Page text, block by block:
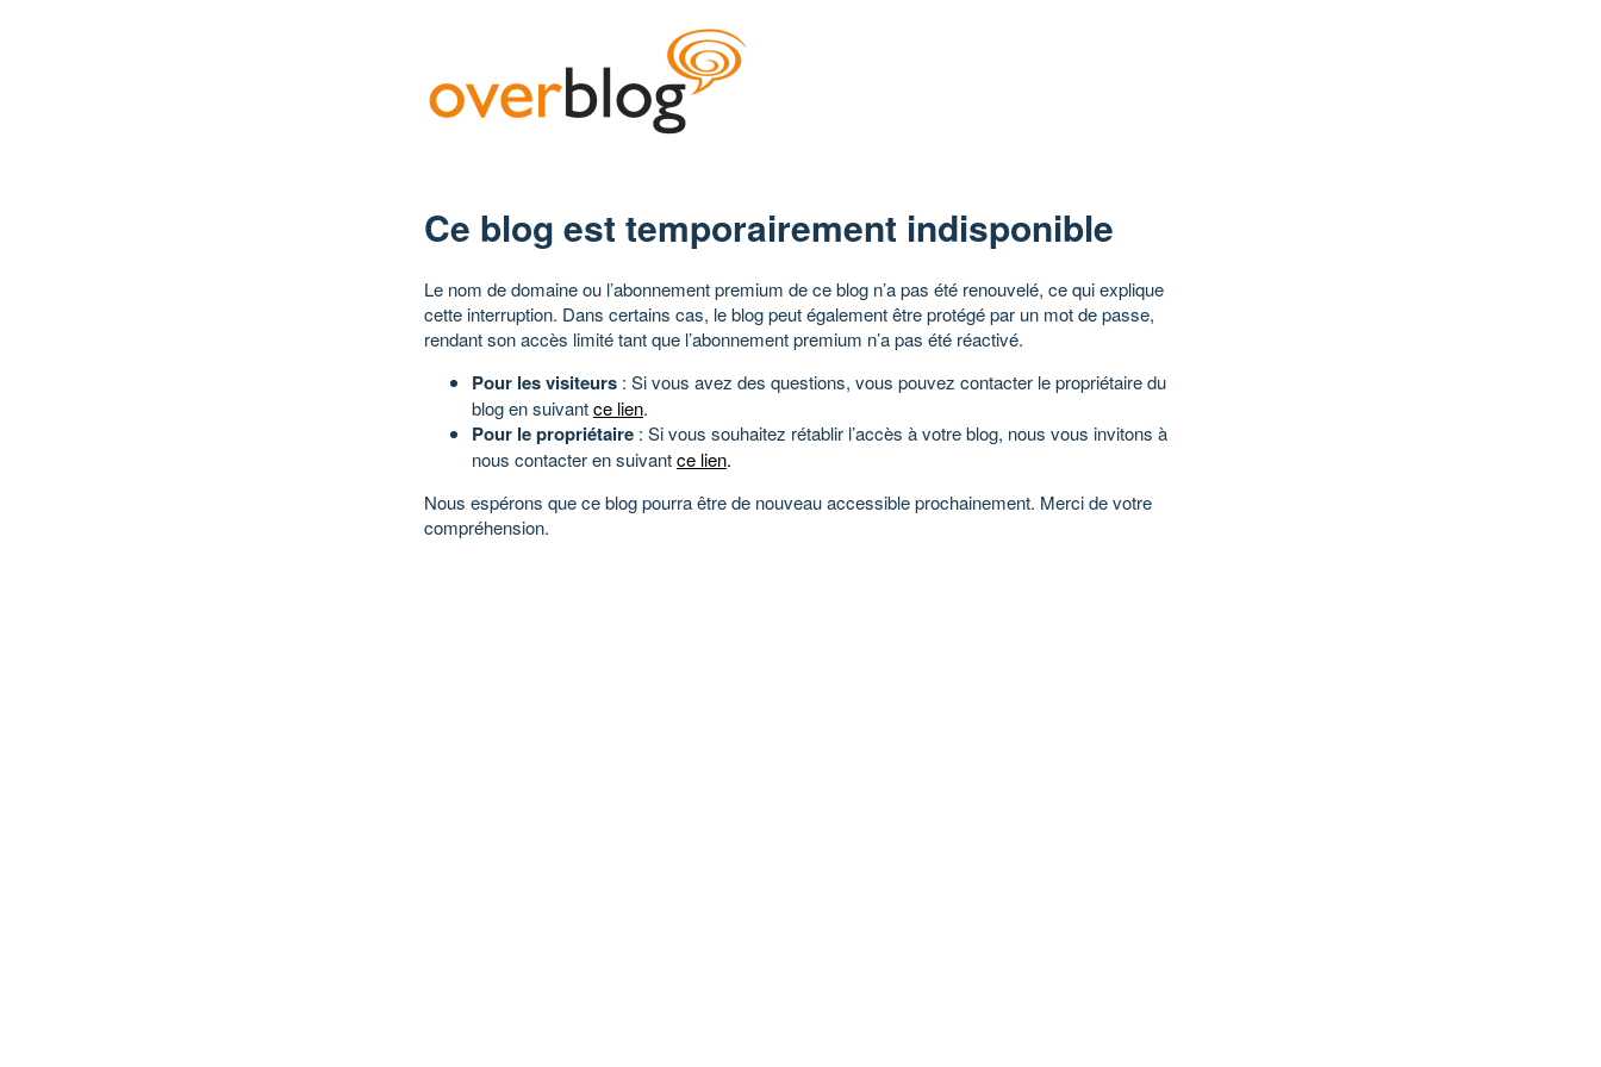
Ce blog est temporairement indisponible
Le nom de domaine ou l’abonnement premium de ce blog n’a pas été renouvelé, ce qui explique
cette interruption. Dans certains cas, le blog peut également être protégé par un mot de passe,
rendant son accès limité tant que l’abonnement premium n’a pas été réactivé.
Pour les visiteurs : Si vous avez des questions, vous pouvez contacter le propriétaire du
blog en suivantce lien.
Pour le propriétaire : Si vous souhaitez rétablir l’accès à votre blog, nous vous invitons à
nous contacter en suivantce lien.
Nous espérons que ce blog pourra être de nouveau accessible prochainement. Merci de votre
compréhension.